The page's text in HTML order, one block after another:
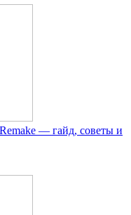
— гайд, советы и